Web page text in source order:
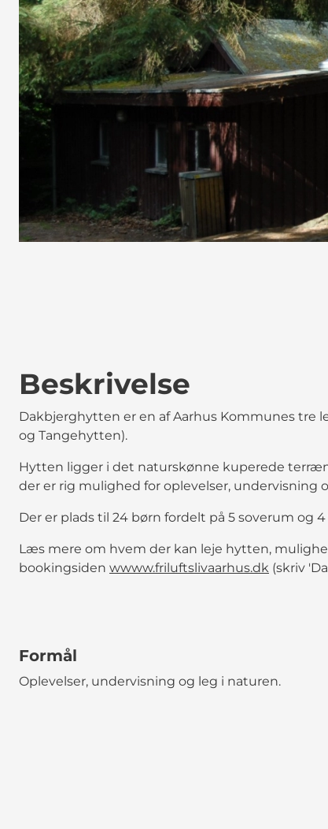
Beskrivelse
Dakbjerghytten er en af Aarhus Kommunes tre
og Tangehytten).
Hytten ligger i det naturskønne kuperede
der er rig mulighed for oplevelser, undervisning
Der er plads til 24 børn fordelt på 5 soverum og
Læs mere om hvem der kan leje hytten,
bookingsiden wwww.friluftslivaarhus.dk (skriv
Formål
Oplevelser, undervisning og leg i naturen.